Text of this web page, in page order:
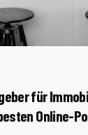
Bezirk:
für
Online-